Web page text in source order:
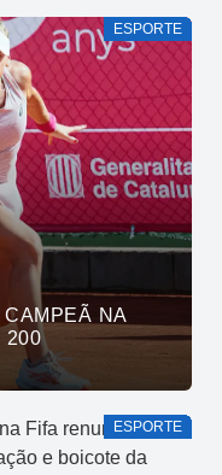
ESPORTE
NA
200
ESPORTE